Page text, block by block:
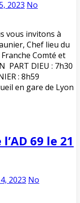
2023 No
vous invitons à
Chef lieu du
Comté et
PART DIEU : 7h30
: 8h59
en gare de Lyon
69 le 21
2023 No